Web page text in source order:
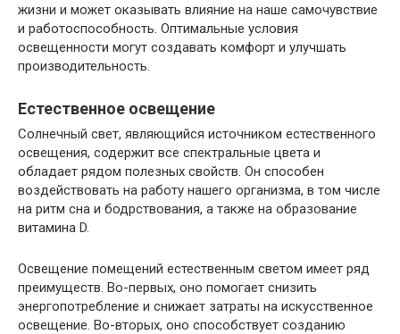
жизни и может оказывать влияние на наше самочувствие
и работоспособность. Оптимальные условия
освещенности могут создавать комфорт и улучшать
производительность.
Естественное освещение
Солнечный свет, являющийся источником естественного
освещения, содержит все спектральные цвета и
обладает рядом полезных свойств. Он способен
воздействовать на работу нашего организма, в том числе
на ритм сна и бодрствования, а также на образование
витамина D.
Освещение помещений естественным светом имеет ряд
преимуществ. Во-первых, оно помогает снизить
энергопотребление и снижает затраты на искусственное
освещение. Во-вторых, оно способствует созданию